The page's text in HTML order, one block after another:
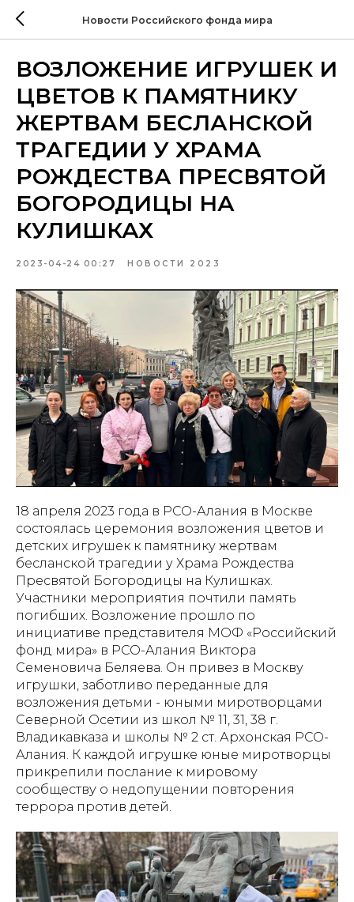
Новости Российского фонда мира
ВОЗЛОЖЕНИЕ ИГРУШЕК И
ЦВЕТОВ К ПАМЯТНИКУ
ЖЕРТВАМ БЕСЛАНСКОЙ
ТРАГЕДИИ У ХРАМА
РОЖДЕСТВА ПРЕСВЯТОЙ
БОГОРОДИЦЫ НА
КУЛИШКАХ
2023-04-24 00:27 НОВОСТИ 2023
18 апреля 2023 года в РСО-Алания в Москве
состоялась церемония возложения цветов и
детских игрушек к памятнику жертвам
бесланской трагедии у Храма Рождества
Пресвятой Богородицы на Кулишках.
Участники мероприятия почтили память
погибших. Возложение прошло по
инициативе представителя МОФ «Российский
фонд мира» в РСО-Алания Виктора
Семеновича Беляева. Он привез в Москву
игрушки, заботливо переданные для
возложения детьми - юными миротворцами
Северной Осетии из школ № 11, 31, 38 г.
Владикавказа и школы № 2 ст. Архонская РСО-
Алания. К каждой игрушке юные миротворцы
прикрепили послание к мировому
сообществу о недопущении повторения
террора против детей.